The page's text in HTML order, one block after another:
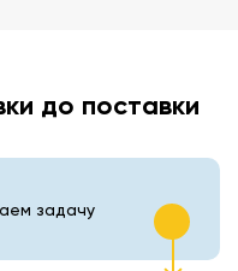
до поставки
задачу